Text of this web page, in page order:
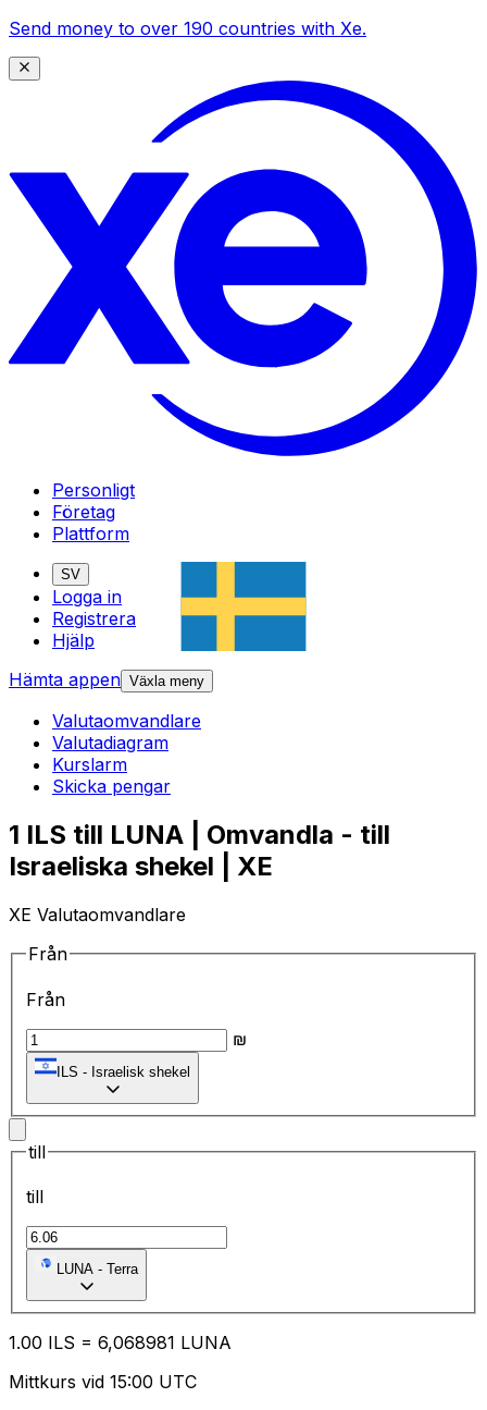
Send money to over 190 countries with Xe.
Personligt
Företag
Plattform
SV
Logga in
Registrera
Hjälp
Hämta appen Växla meny
Valutaomvandlare
Valutadiagram
Kurslarm
Skicka pengar
1 ILS till LUNA | Omvandla - till
Israeliska shekel | XE
XE Valutaomvandlare
Från
Från
₪
ILS - Israelisk shekel
till
till
LUNA - Terra
1.00 ILS = 6,068981 LUNA
Mittkurs vid 15:00 UTC